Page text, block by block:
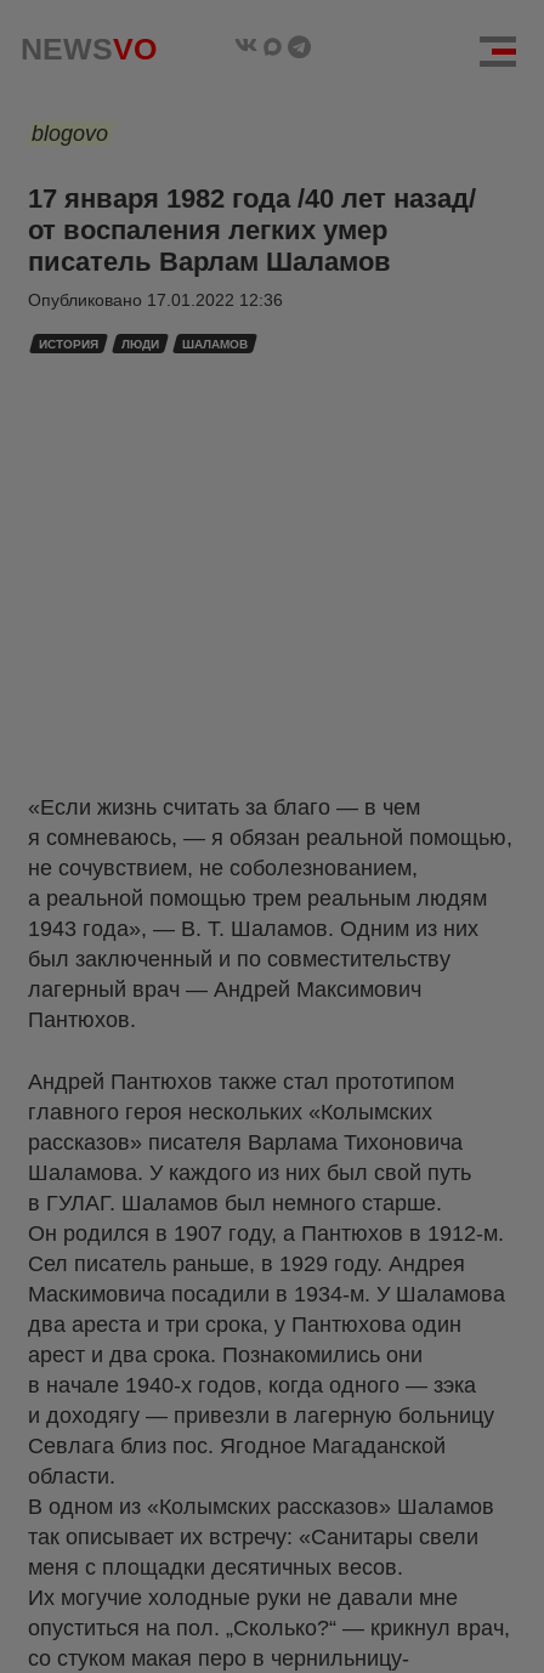
NEWSVO
blogovo
17 января 1982 года /40 лет назад/
от воспаления легких умер
писатель Варлам Шаламов
Опубликовано 17.01.2022 12:36
ИСТОРИЯ ЛЮДИ ШАЛАМОВ
«Если жизнь считать за благо — в чем
я сомневаюсь, — я обязан реальной помощью,
не сочувствием, не соболезнованием,
а реальной помощью трем реальным людям
1943 года», — В. Т. Шаламов. Одним из них
был заключенный и по совместительству
лагерный врач — Андрей Максимович
Пантюхов.
Андрей Пантюхов также стал прототипом
главного героя нескольких «Колымских
рассказов» писателя Варлама Тихоновича
Шаламова. У каждого из них был свой путь
в ГУЛАГ. Шаламов был немного старше.
Он родился в 1907 году, а Пантюхов в 1912-м.
Сел писатель раньше, в 1929 году. Андрея
Маскимовича посадили в 1934-м. У Шаламова
два ареста и три срока, у Пантюхова один
арест и два срока. Познакомились они
в начале 1940-х годов, когда одного — зэка
и доходягу — привезли в лагерную больницу
Севлага близ пос. Ягодное Магаданской
области.
В одном из «Колымских рассказов» Шаламов
так описывает их встречу: «Санитары свели
меня с площадки десятичных весов.
Их могучие холодные руки не давали мне
опуститься на пол. „Сколько?“ — крикнул врач,
со стуком макая перо в чернильницу-